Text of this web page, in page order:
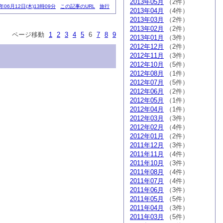
06月12日(木)13時09分 この記事のURL 旅行
ページ移動 1 2 3 4 5 6 7 8 9
2013年05月
（2件）
2013年04月
（4件）
2013年03月
（2件）
2013年02月
（2件）
2013年01月
（3件）
2012年12月
（2件）
2012年11月
（3件）
2012年10月
（5件）
2012年08月
（1件）
2012年07月
（5件）
2012年06月
（2件）
2012年05月
（1件）
2012年04月
（1件）
2012年03月
（3件）
2012年02月
（4件）
2012年01月
（2件）
2011年12月
（3件）
2011年11月
（4件）
2011年10月
（3件）
2011年08月
（4件）
2011年07月
（4件）
2011年06月
（3件）
2011年05月
（5件）
2011年04月
（3件）
2011年03月
（5件）